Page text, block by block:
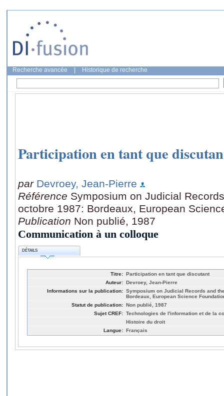
Recherche avancée Historique de recherche
Participation en tant que
par Devroey, Jean-Pierre
Référence Symposium on Judicial
octobre 1987: Bordeaux, European
Publication Non publié, 1987
Communication à un colloque
DÉTAILS
Titre: Participation en tant que discutant
Auteur: Devroey, Jean-Pierre
Informations sur la publication: Symposium on Judicial Records and
Bordeaux, European Science
Statut de publication: Non publié, 1987
Sujet CREF: Technologies de l'information et de la
Histoire du droit
Langue: Français